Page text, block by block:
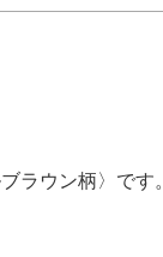
ラウン柄〉です。